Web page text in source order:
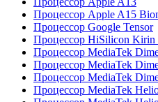
Процессор Apple A15
Процессор Google Tensor
Процессор HiSilicon Kirin
Процессор MediaTek
Процессор MediaTek
Процессор MediaTek
Процессор MediaTek